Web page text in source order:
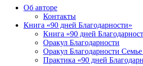
Практическая
психология
Об авторе
Контакты
Книга «90 дней Благодарности»
Книга «90 дней
Оракул Благодарности
Оракул Благодарности
Практика «90 дней